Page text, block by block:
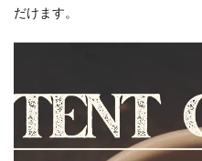
だけます。